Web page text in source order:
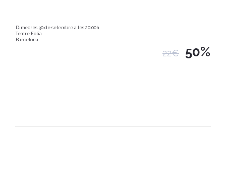
Dimecres 30 de setembre a les 20:00h
Teatre Eòlia
Barcelona
22€ 50%